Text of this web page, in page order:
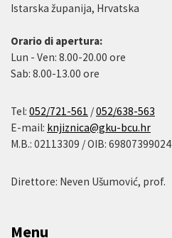
Istarska županija, Hrvatska
Orario di apertura:
Lun - Ven: 8.00-20.00 ore
Sab: 8.00-13.00 ore
Tel: 052/721-561 /052/638-563
E-mail: knjiznica@gku-bcu.hr
M.B.: 02113309 / OIB: 69807399024
Direttore: Neven Ušumović, prof.
Menu